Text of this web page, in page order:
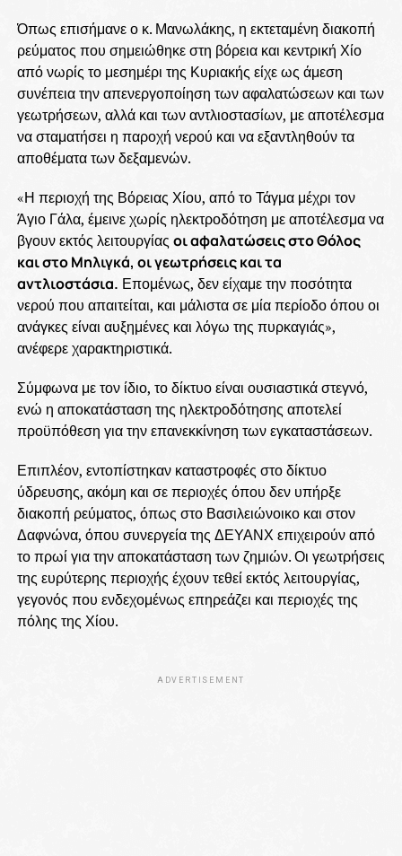
Όπως επισήμανε ο κ. Μανωλάκης, η εκτεταμένη διακοπή
ρεύματος που σημειώθηκε στη βόρεια και κεντρική Χίο
από νωρίς το μεσημέρι της Κυριακής είχε ως άμεση
συνέπεια την απενεργοποίηση των αφαλατώσεων και των
γεωτρήσεων, αλλά και των αντλιοστασίων, με αποτέλεσμα
να σταματήσει η παροχή νερού και να εξαντληθούν τα
αποθέματα των δεξαμενών.
«Η περιοχή της Βόρειας Χίου, από το Τάγμα μέχρι τον
Άγιο Γάλα, έμεινε χωρίς ηλεκτροδότηση με αποτέλεσμα να
βγουν εκτός λειτουργίας οι αφαλατώσεις στο Θόλος
και στο Μηλιγκά, οι γεωτρήσεις και τα
αντλιοστάσια. Επομένως, δεν είχαμε την ποσότητα
νερού που απαιτείται, και μάλιστα σε μία περίοδο όπου οι
ανάγκες είναι αυξημένες και λόγω της πυρκαγιάς»,
ανέφερε χαρακτηριστικά.
Σύμφωνα με τον ίδιο, το δίκτυο είναι ουσιαστικά στεγνό,
ενώ η αποκατάσταση της ηλεκτροδότησης αποτελεί
προϋπόθεση για την επανεκκίνηση των εγκαταστάσεων.
Επιπλέον, εντοπίστηκαν καταστροφές στο δίκτυο
ύδρευσης, ακόμη και σε περιοχές όπου δεν υπήρξε
διακοπή ρεύματος, όπως στο Βασιλειώνοικο και στον
Δαφνώνα, όπου συνεργεία της ΔΕΥΑΝΧ επιχειρούν από
το πρωί για την αποκατάσταση των ζημιών. Οι γεωτρήσεις
της ευρύτερης περιοχής έχουν τεθεί εκτός λειτουργίας,
γεγονός που ενδεχομένως επηρεάζει και περιοχές της
πόλης της Χίου.
ADVERTISEMENT